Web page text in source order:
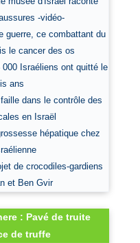
-vidéo-
guerre, ce combattant du
le cancer des os
Israéliens ont quitté le
ans
dans le contrôle des
en Israël
hépatique chez
de crocodiles-gardiens
et Ben Gvir
: Pavé de truite
de truffe